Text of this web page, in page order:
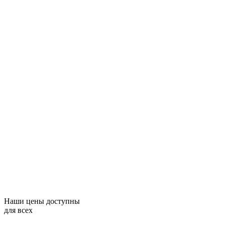
Наши цены доступны
для всех